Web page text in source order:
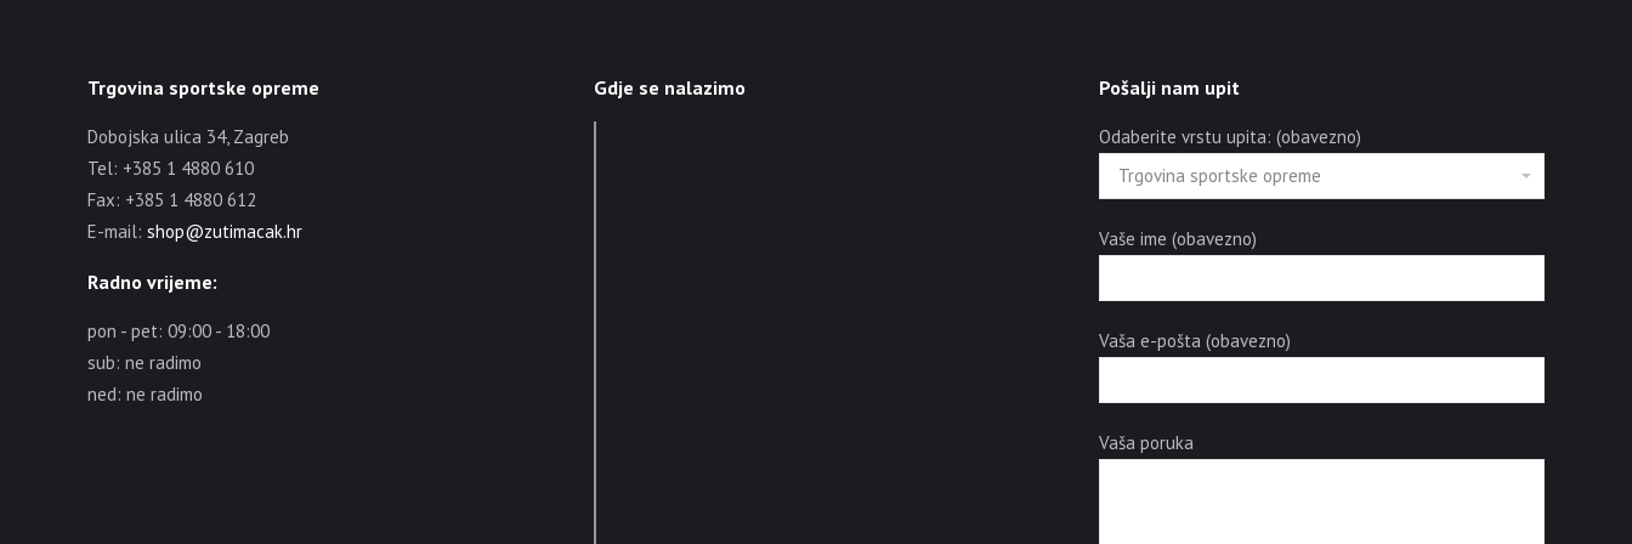
Trgovina sportske opreme
Dobojska ulica 34, Zagreb
Tel: +385 1 4880 610
Fax: +385 1 4880 612
E-mail: shop@zutimacak.hr
Radno vrijeme:
pon - pet: 09:00 - 18:00
sub: ne radimo
ned: ne radimo
Gdje se nalazimo Pošalji nam upit
Odaberite vrstu upita: (obavezno)
Vaše ime (obavezno)
Vaša e-pošta (obavezno)
Vaša poruka